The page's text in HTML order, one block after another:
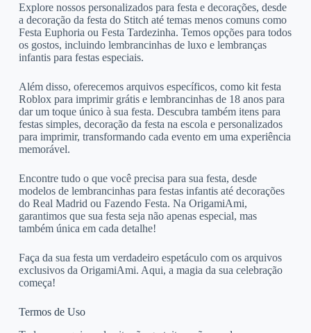
Explore nossos personalizados para festa e decorações, desde
a decoração da festa do Stitch até temas menos comuns como
Festa Euphoria ou Festa Tardezinha. Temos opções para todos
os gostos, incluindo lembrancinhas de luxo e lembranças
infantis para festas especiais.
Além disso, oferecemos arquivos específicos, como kit festa
Roblox para imprimir grátis e lembrancinhas de 18 anos para
dar um toque único à sua festa. Descubra também itens para
festas simples, decoração da festa na escola e personalizados
para imprimir, transformando cada evento em uma experiência
memorável.
Encontre tudo o que você precisa para sua festa, desde
modelos de lembrancinhas para festas infantis até decorações
do Real Madrid ou Fazendo Festa. Na OrigamiAmi,
garantimos que sua festa seja não apenas especial, mas
também única em cada detalhe!
Faça da sua festa um verdadeiro espetáculo com os arquivos
exclusivos da OrigamiAmi. Aqui, a magia da sua celebração
começa!
Termos de Uso